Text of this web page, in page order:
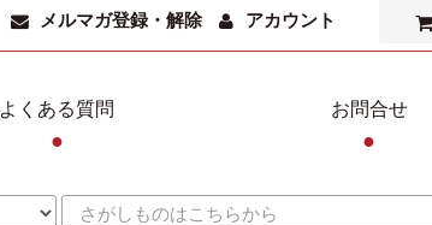
メルマガ登録・解除 アカウント
よくある質問
●
お問合せ
●